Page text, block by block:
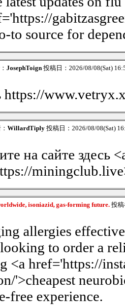
to source for
JosephToign 投稿日：2026/08/08(Sat)
https://
WillardTiply 投稿日：2026/08/08(Sat)
на сайте здесь
isoniazid, gas-forming future. 投
allergies
to order a
<a href='https://
'>cheapest
free experience.